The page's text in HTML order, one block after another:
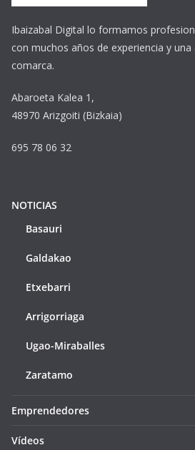
Ibaizabal Digital lo formamos
con muchos años de experiencia y
comarca.
Abaroeta Kalea 1,
48970 Arizgoiti (Bizkaia)
695 78 06 32
NOTICIAS
Basauri
Galdakao
Etxebarri
Arrigorriaga
Ugao-Miraballes
Zaratamo
Emprendedores
Vídeos